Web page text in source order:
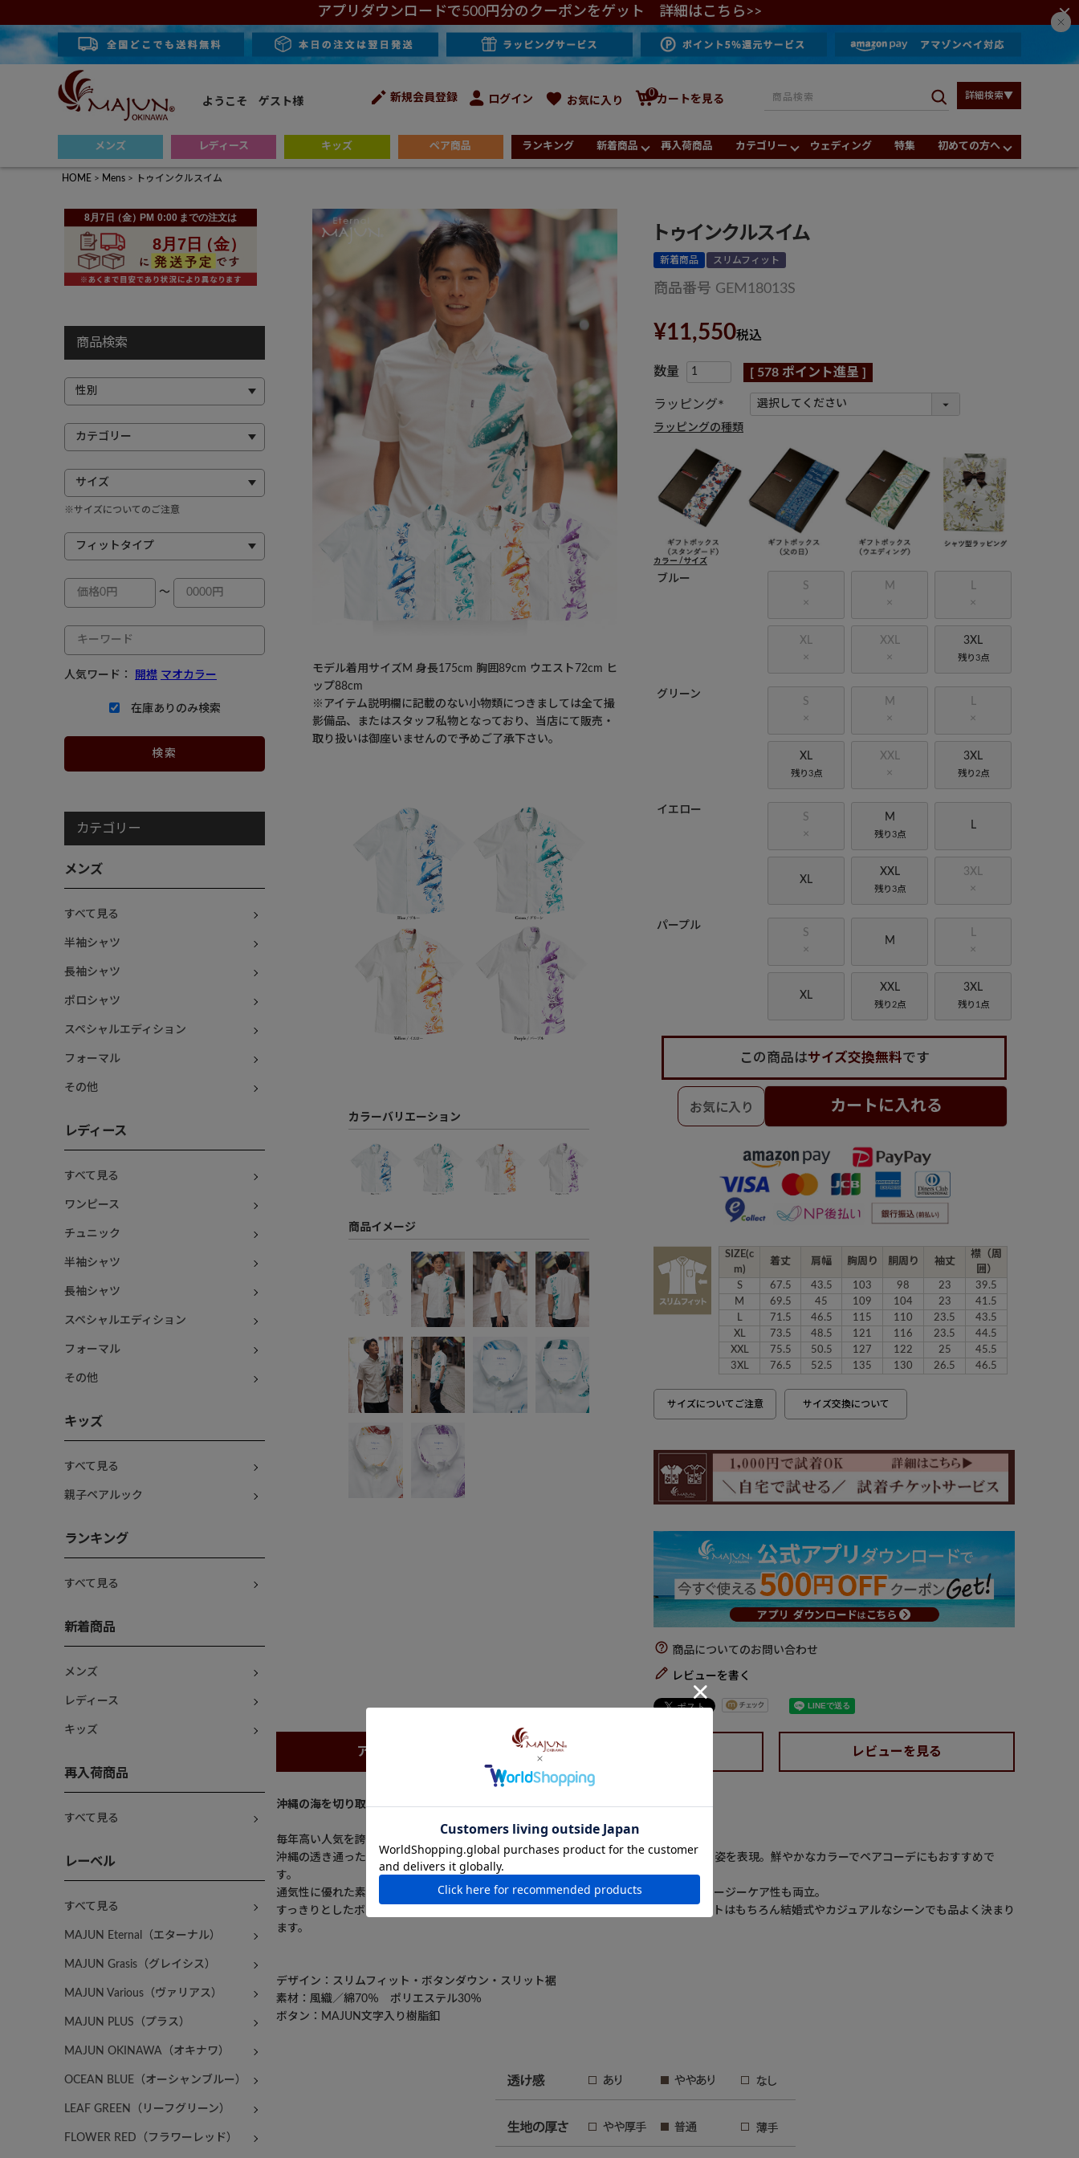
アプリダウンロードで500円分のクーポンをゲット 詳細はこちら>>
ようこそ ゲスト様 新規会員登録 ログイン お気に入り
0
カートを見る 詳細検索▼
メンズ レディース キッズ ペア商品 ランキング 新着商品 再入荷商品 カテゴリー ウェディング 特集 初めての方へ
HOME Mens トゥインクルスイム
商品検索
※サイズについてのご注意
～
人気ワード： 開襟 マオカラー
在庫ありのみ検索
カテゴリー
メンズ
すべて見る
半袖シャツ
長袖シャツ
ポロシャツ
スペシャルエディション
フォーマル
その他
レディース
すべて見る
ワンピース
チュニック
半袖シャツ
長袖シャツ
スペシャルエディション
フォーマル
その他
キッズ
すべて見る
親子ペアルック
ランキング
すべて見る
新着商品
メンズ
レディース
キッズ
再入荷商品
すべて見る
レーベル
すべて見る
MAJUN Eternal（エターナル）
MAJUN Grasis（グレイシス）
MAJUN Various（ヴァリアス）
MAJUN PLUS（プラス）
MAJUN OKINAWA（オキナワ）
OCEAN BLUE（オーシャンブルー）
LEAF GREEN（リーフグリーン）
FLOWER RED（フラワーレッド）
モデル着用サイズM 身長175cm 胸囲89cm ウエスト72cm ヒ
ップ88cm
※アイテム説明欄に記載のない小物類につきましては全て撮
影備品、またはスタッフ私物となっており、当店にて販売・
取り扱いは御座いませんので予めご了承下さい。
カラーバリエーション
商品イメージ
トゥインクルスイム
新着商品 スリムフィット
商品番号 GEM18013S
¥11,550税込
[ 578 ポイント進呈 ]
ラッピング
(
須
)
ラッピングの種類
カラー サイズ
ブルー
S
×
M
×
×
XL
×
XXL
×
3XL
残り3点
グリーン
S
×
M
×
×
XL
残り3点
XXL
×
3XL
残り2点
イエロー
S
×
M
残り3点
L
XL
XXL
残り3点
3XL
×
パープル
S
×
M
×
XL
XXL
残り2点
3XL
残り1点
この商品はサイズ交換無料です
カートに入れる
SIZE(c
m)
着丈 肩幅 胸周り 胴周り 袖丈
襟（周
囲）
S
67.5 43.5 103 98 23
39.5
M
69.5 45 109 104 23
41.5
L
71.5 46.5 115 110 23.5
43.5
XL
73.5 48.5 121 116 23.5
44.5
XXL
75.5 50.5 127 122 25
45.5
3XL
76.5 52.5 135 130 26.5 46.5
サイズについてご注意 サイズ交換について
商品についてのお問い合わせ
レビューを書く
アイテム説明 レビューを見る
沖縄の海を切り取った鮮やかデザイン
毎年高い人気を誇る海モチーフシリーズから、爽快感あふれるデザインが登場。
沖縄の透き通った海をイメージし、クジラ、マンタ、ウミガメ、カクレクマノミが泳ぐ姿を表現。鮮やかなカラーでペアコーデにもおすすめで
す。
通気性に優れた素材「風織」を使用した国産シャツで、ポリエステル混紡生地なのでイージーケア性も両立。
すっきりとしたボタンダウン襟とスリムなシルエットが男性らしさを引き立て、リゾートはもちろん結婚式やカジュアルなシーンでも品よく決まり
ます。
デザイン：スリムフィット・ボタンダウン・スリット裾
素材：風織／綿70％ ポリエステル30％
ボタン：MAJUN文字入り樹脂釦